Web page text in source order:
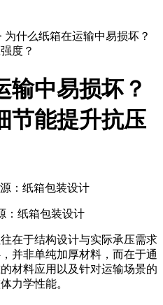
为什么纸箱在运输中易损坏？
度？
输中易损坏？
节能提升抗压
源：纸箱包装设计
：纸箱包装设计
在于结构设计与实际承压需求
并非单纯加厚材料，而在于通
材料应用以及针对运输场景的
力学性能。